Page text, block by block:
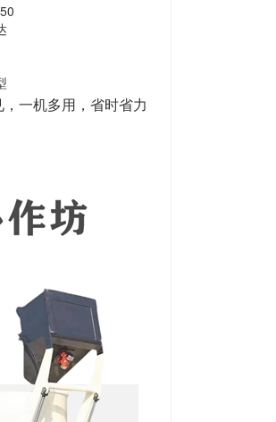
一机多用，省时省力